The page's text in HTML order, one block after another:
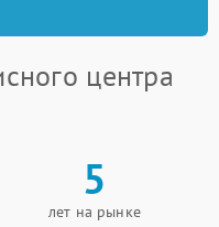
центра
5
лет на рынке